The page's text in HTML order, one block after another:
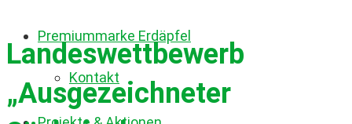
Premiummarke Erdäpfel
Kontakt
Landeswettbewerb
„Ausgezeichneter